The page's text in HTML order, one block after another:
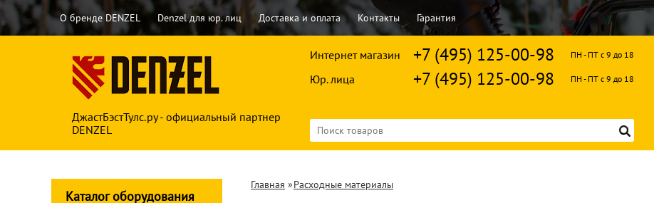
О бренде DENZEL Denzel для юр. лиц Доставка и оплата Контакты Гарантия
ДжастБэстТулс.ру - официальный партнер
DENZEL
Интернет магазин +7 (495) 125-00-98 ПН - ПТ с 9 до 18
Юр. лица +7 (495) 125-00-98 ПН - ПТ с 9 до 18
Каталог оборудования
Главная »Расходные материалы